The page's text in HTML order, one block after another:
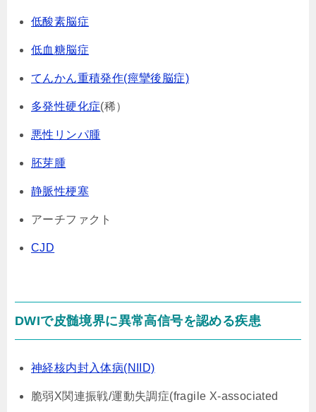
低酸素脳症
低血糖脳症
てんかん重積発作(痙攣後脳症)
多発性硬化症(稀）
悪性リンパ腫
胚芽腫
静脈性梗塞
アーチファクト
CJD
DWIで皮髄境界に異常高信号を認める疾患
神経核内封入体病(NIID)
脆弱X関連振戦/運動失調症(fragile X-associated